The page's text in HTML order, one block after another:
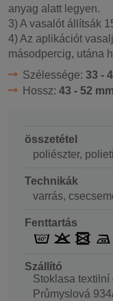
anyag alatt legyen.
3) A vasalót állítsák
4) Az aplikációt
másodpercig, utána
Szélessége: 33 -
Hossz: 43 - 52 mm
összetétel
poliészter,
Technikák
varrás,
Fenttartás
Szállító
Stoklasa textilní
Průmyslová